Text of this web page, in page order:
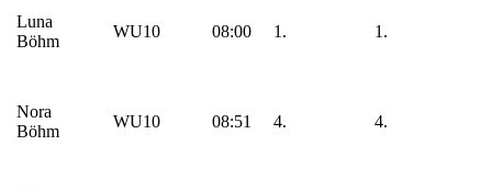
Luna
Böhm
WU10 08:00 1. 1.
Nora
Böhm
WU10 08:51 4. 4.